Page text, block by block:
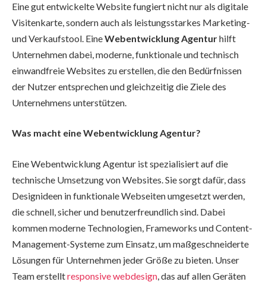
Eine gut entwickelte Website fungiert nicht nur als digitale
Visitenkarte, sondern auch als leistungsstarkes Marketing-
und Verkaufstool. EineWebentwicklung Agenturhilft
Unternehmen dabei, moderne, funktionale und technisch
einwandfreie Websites zu erstellen, die den Bedürfnissen
der Nutzer entsprechen und gleichzeitig die Ziele des
Unternehmens unterstützen.
Was macht eine Webentwicklung Agentur?
Eine Webentwicklung Agentur ist spezialisiert auf die
technische Umsetzung von Websites. Sie sorgt dafür, dass
Designideen in funktionale Webseiten umgesetzt werden,
die schnell, sicher und benutzerfreundlich sind. Dabei
kommen moderne Technologien, Frameworks und Content-
Management-Systeme zum Einsatz, um maßgeschneiderte
Lösungen für Unternehmen jeder Größe zu bieten. Unser
Team erstelltresponsive webdesign, das auf allen Geräten